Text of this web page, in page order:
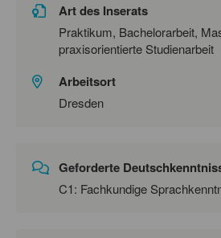
Art des Inserats
Praktikum, Bachelorarbeit,
praxisorientierte Studienarbeit
Arbeitsort
Dresden
Geforderte
C1: Fachkundige